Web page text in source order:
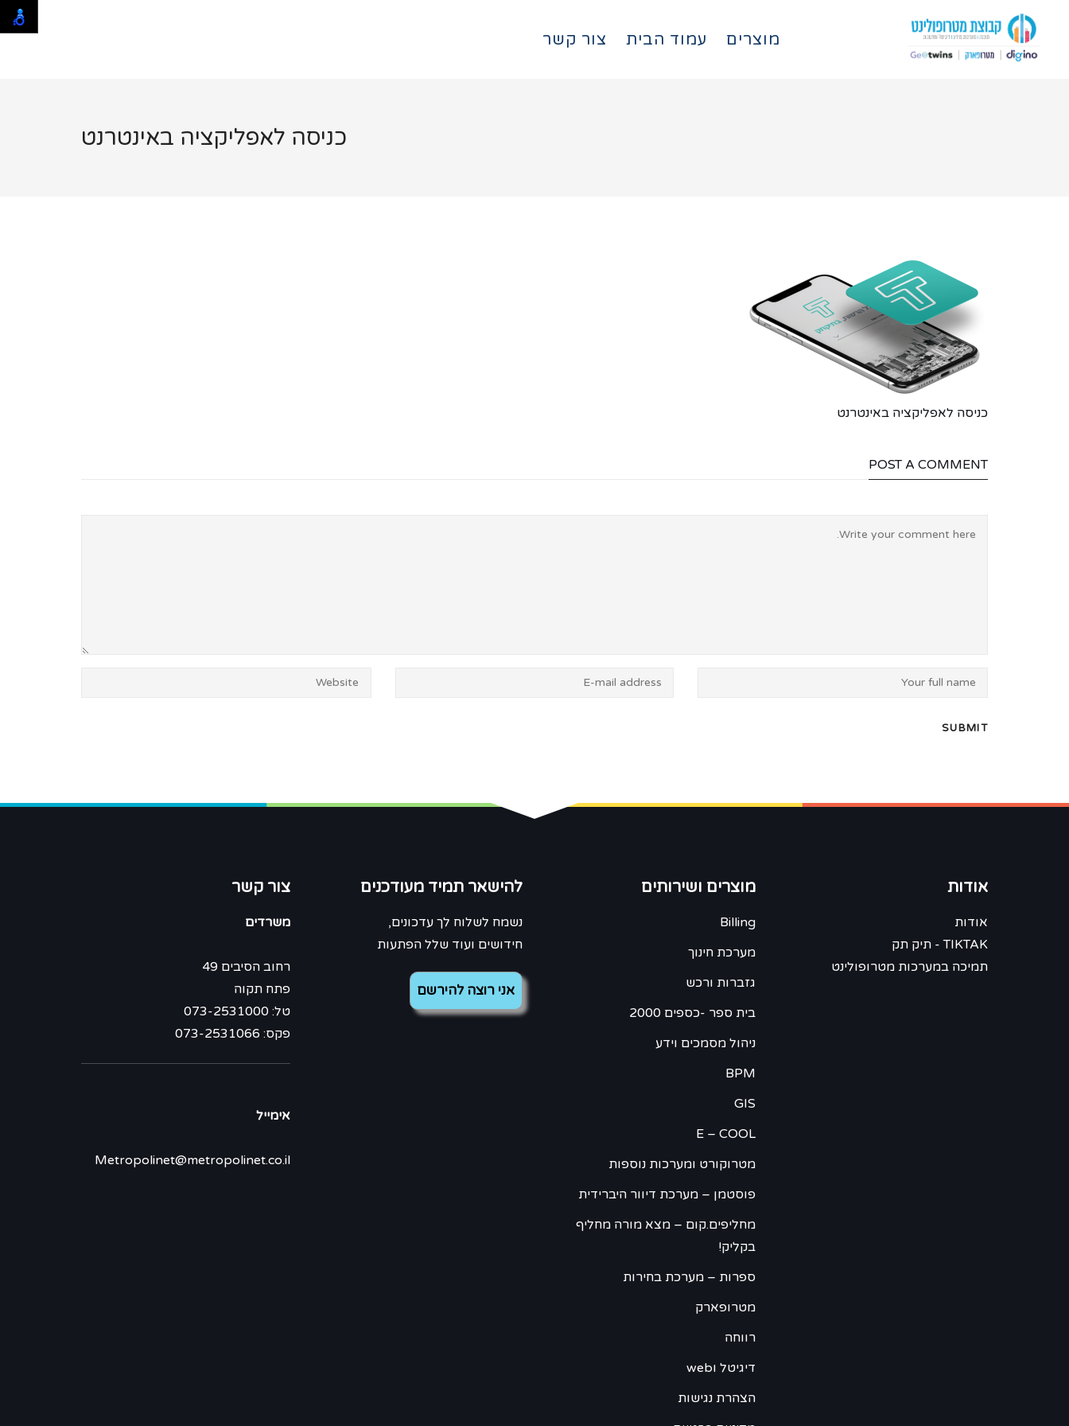
מוצרים עמוד הבית צור קשר
כניסה לאפליקציה באינטרנט
כניסה לאפליקציה באינטרנט
POST A COMMENT
אודות
אודות
TIKTAK - תיק תק
תמיכה במערכות מטרופולינט
מוצרים ושירותים
Billing
מערכת חינוך
גזברות ורכש
בית ספר -כספים 2000
ניהול מסמכים וידע
BPM
GIS
E – COOL
מטרוקורט ומערכות נוספות
פוסטמן – מערכת דיוור היברידית
מחליפים.קום – מצא מורה מחליף
בקליק!
ספרות – מערכת בחירות
מטרופארק
רווחה
דיגיטל וweb
הצהרת נגישות
להישאר תמיד מעודכנים
נשמח לשלוח לך עדכונים,
חידושים ועוד שלל הפתעות
צור קשר
משרדים
רחוב הסיבים 49
פתח תקוה
טל: 073-2531000
פקס: 073-2531066
אימייל
Metropolinet@metropolinet.co.il